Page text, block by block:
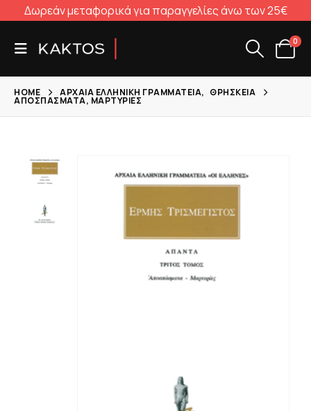
Δωρεάν μεταφορικά για παραγγελίες άνω των 25€
0
HOME ΑΡΧΑΊΑ ΕΛΛΗΝΙΚΉ ΓΡΑΜΜΑΤΕΊΑ, ΘΡΗΣΚΕΊΑ
ΑΠΟΣΠΆΣΜΑΤΑ, ΜΑΡΤΥΡΊΕΣ